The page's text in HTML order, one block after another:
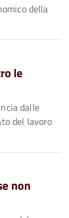
della
le
dalle
del lavoro
non